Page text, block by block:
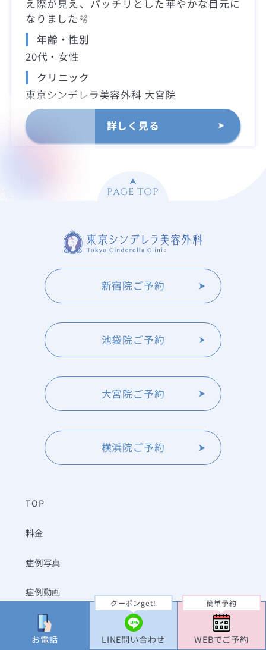
お電話
クーポンget!
LINE問い合わせ
簡単予約
WEBでご予約
え際が見え、パッチリとした華やかな目元に
なりました🫧
年齢・性別
20代・女性
クリニック
東京シンデレラ美容外科 大宮院
詳しく見る
PAGE TOP
新宿院ご予約
池袋院ご予約
大宮院ご予約
横浜院ご予約
TOP
料金
症例写真
症例動画
よくあるご質問